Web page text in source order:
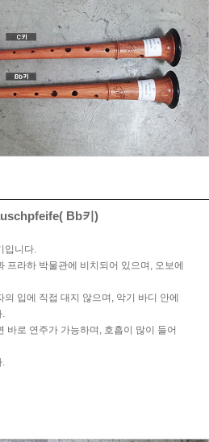
Bb키)
입니다.
프라하 박물관에 비치되어 있으며, 오보에
입에 직접 대지 않으며, 악기 바디 안에
.
바로 연주가 가능하며, 호흡이 많이 들어
.